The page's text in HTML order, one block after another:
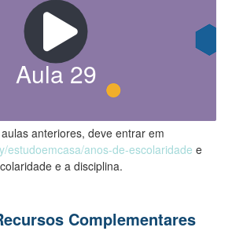
Aula29
anteriores, deve entrar em
estudoemcasa/anos-de-escolaridade e
e a disciplina.
Complementares